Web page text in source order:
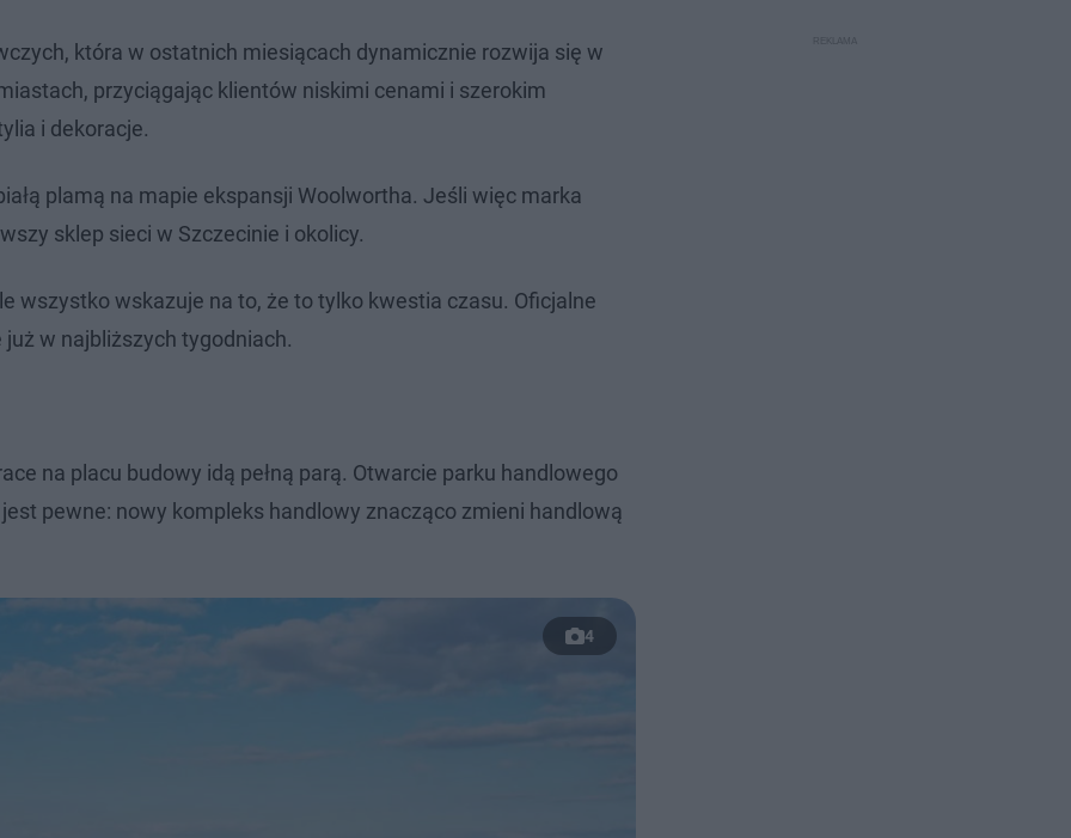
która w ostatnich miesiącach dynamicznie rozwija się w
przyciągając klientów niskimi cenami i szerokim
i dekoracje.
plamą na mapie ekspansji Woolwortha. Jeśli więc marka
sklep sieci w Szczecinie i okolicy.
wszystko wskazuje na to, że to tylko kwestia czasu. Oficjalne
w najbliższych tygodniach.
na placu budowy idą pełną parą. Otwarcie parku handlowego
pewne: nowy kompleks handlowy znacząco zmieni handlową
4